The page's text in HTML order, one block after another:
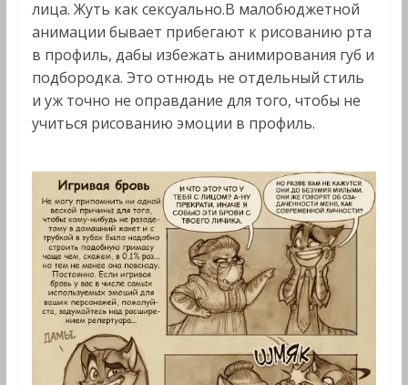
лица. Жуть как сексуально.В малобюджетной
анимации бывает прибегают к рисованию рта
в профиль, дабы избежать анимирования губ и
подбородка. Это отнюдь не отдельный стиль
и уж точно не оправдание для того, чтобы не
учиться рисованию эмоции в профиль.